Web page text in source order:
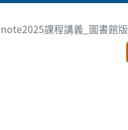
課程講義_圖書館版